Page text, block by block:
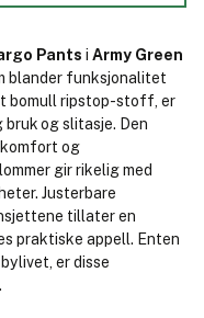
Pants i Army Green
blander funksjonalitet
bomull ripstop-stoff, er
og slitasje. Den
og
gir rikelig med
Justerbare
tillater en
praktiske appell. Enten
er disse